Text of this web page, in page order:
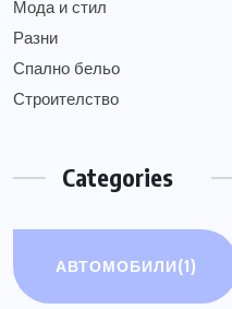
Мода и стил
Разни
Спално бельо
Строителство
Categories
АВТОМОБИЛИ(1)